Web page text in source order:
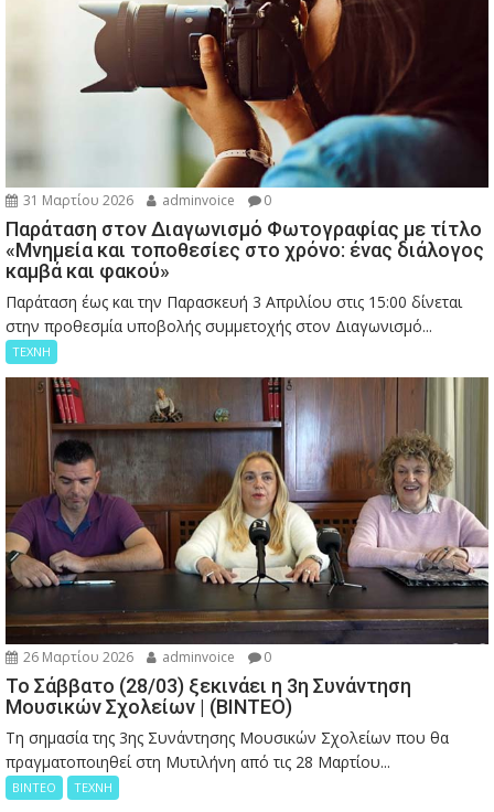
31 Μαρτίου 2026 adminvoice 0
Παράταση στον Διαγωνισμό Φωτογραφίας με τίτλο
«Μνημεία και τοποθεσίες στο χρόνο: ένας διάλογος
καμβά και φακού»
Παράταση έως και την Παρασκευή 3 Απριλίου στις 15:00 δίνεται
στην προθεσμία υποβολής συμμετοχής στον Διαγωνισμό...
ΤΕΧΝΗ
26 Μαρτίου 2026 adminvoice 0
Το Σάββατο (28/03) ξεκινάει η 3η Συνάντηση
Μουσικών Σχολείων | (ΒΙΝΤΕΟ)
Τη σημασία της 3ης Συνάντησης Μουσικών Σχολείων που θα
πραγματοποιηθεί στη Μυτιλήνη από τις 28 Μαρτίου...
ΒΙΝΤΕΟ ΤΕΧΝΗ